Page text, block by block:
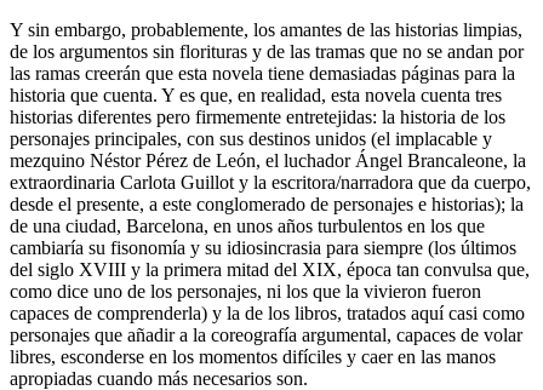
Y sin embargo, probablemente, los amantes de las historias limpias,
de los argumentos sin florituras y de las tramas que no se andan por
las ramas creerán que esta novela tiene demasiadas páginas para la
historia que cuenta. Y es que, en realidad, esta novela cuenta tres
historias diferentes pero firmemente entretejidas: la historia de los
personajes principales, con sus destinos unidos (el implacable y
mezquino Néstor Pérez de León, el luchador Ángel Brancaleone, la
extraordinaria Carlota Guillot y la escritora/narradora que da cuerpo,
desde el presente, a este conglomerado de personajes e historias); la
de una ciudad, Barcelona, en unos años turbulentos en los que
cambiaría su fisonomía y su idiosincrasia para siempre (los últimos
del siglo XVIII y la primera mitad del XIX, época tan convulsa que,
como dice uno de los personajes, ni los que la vivieron fueron
capaces de comprenderla) y la de los libros, tratados aquí casi como
personajes que añadir a la coreografía argumental, capaces de volar
libres, esconderse en los momentos difíciles y caer en las manos
apropiadas cuando más necesarios son.